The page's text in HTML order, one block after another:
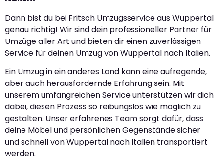
Dann bist du bei Fritsch Umzugsservice aus Wuppertal
genau richtig! Wir sind dein professioneller Partner für
Umzüge aller Art und bieten dir einen zuverlässigen
Service für deinen Umzug von Wuppertal nach Italien.
Ein Umzug in ein anderes Land kann eine aufregende,
aber auch herausfordernde Erfahrung sein. Mit
unserem umfangreichen Service unterstützen wir dich
dabei, diesen Prozess so reibungslos wie möglich zu
gestalten. Unser erfahrenes Team sorgt dafür, dass
deine Möbel und persönlichen Gegenstände sicher
und schnell von Wuppertal nach Italien transportiert
werden.